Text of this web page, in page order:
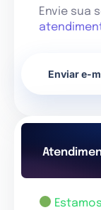
Envie sua
Enviar e-